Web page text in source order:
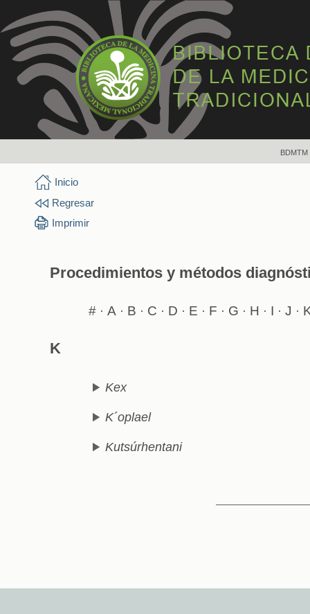
BDMTM
Inicio
Regresar
Imprimir
Procedimientos y métodos
#· A· B · C · D · E · F · G · H · I · J ·
K
Kex
K´oplael
Kutsúrhentani